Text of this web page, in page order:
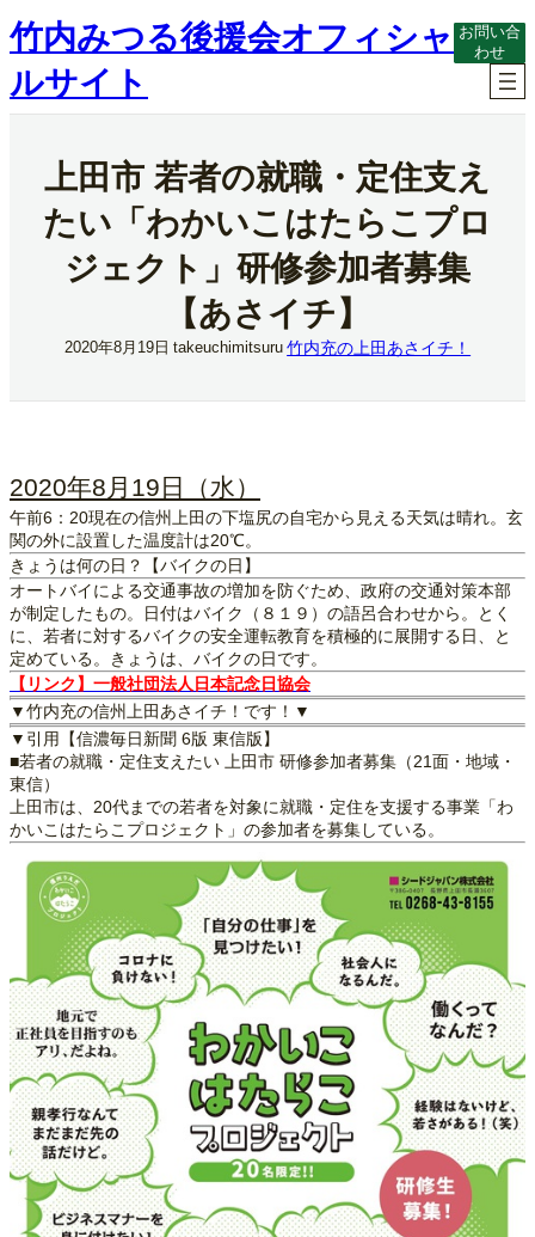
内
容
ス
キ
竹内みつる後援会オフィシャ
ルサイト
お問い合
わせ
上田市 若者の就職・定住支え
たい「わかいこはたらこプロ
ジェクト」研修参加者募集
【あさイチ】
2020年8月19日 takeuchimitsuru 竹内充の上田あさイチ！
2020年8月19日（水）
午前6：20現在の信州上田の下塩尻の自宅から見える天気は晴れ。玄
関の外に設置した温度計は20℃。
きょうは何の日？【バイクの日】
オートバイによる交通事故の増加を防ぐため、政府の交通対策本部
が制定したもの。日付はバイク（８１９）の語呂合わせから。とく
に、若者に対するバイクの安全運転教育を積極的に展開する日、と
定めている。きょうは、バイクの日です。
【リンク】一般社団法人日本記念日協会
▼竹内充の信州上田あさイチ！です！▼
▼引用【信濃毎日新聞 6版 東信版】
■若者の就職・定住支えたい 上田市 研修参加者募集（21面・地域・
東信）
上田市は、20代までの若者を対象に就職・定住を支援する事業「わ
かいこはたらこプロジェクト」の参加者を募集している。